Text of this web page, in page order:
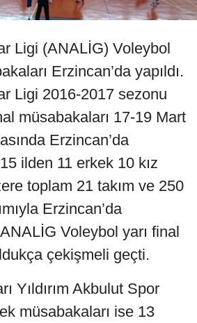
Ligi (ANALİG) Voleybol
Erzincan’da yapıldı.
Ligi 2016-2017 sezonu
müsabakaları 17-19 Mart
Erzincan’da
ilden 11 erkek 10 kız
toplam 21 takım ve 250
Erzincan’da
Voleybol yarı final
çekişmeli geçti.
Yıldırım Akbulut Spor
müsabakaları ise 13